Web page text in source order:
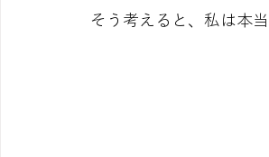
そう考えると、私は本